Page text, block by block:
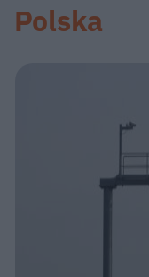
Polska